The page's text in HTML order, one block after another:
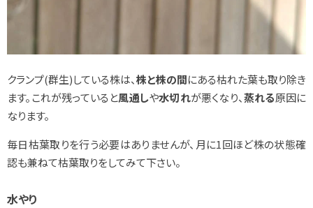
クランプ(群生)している株は、株と株の間にある枯れた葉も取り除き
ます。これが残っていると風通しや水切れが悪くなり、蒸れる原因に
なります。
毎日枯葉取りを行う必要はありませんが、月に1回ほど株の状態確
認も兼ねて枯葉取りをしてみて下さい。
水やり